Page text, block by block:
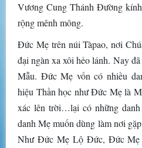
Vương Cung Thánh Đường
rộng mênh mông.
Đức Mẹ trên núi Tàpao, nơi
đại ngàn xa xôi hẻo lánh. Nay
Mẫu. Đức Mẹ vốn có nhiều
hiệu Thần học như Đức Mẹ là
xác lên trời…lại có những
danh Mẹ muốn dùng làm nơi
Như Đức Mẹ Lộ Đức, Đức Mẹ